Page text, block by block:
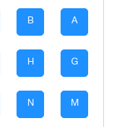
A
B
G
H
M
N